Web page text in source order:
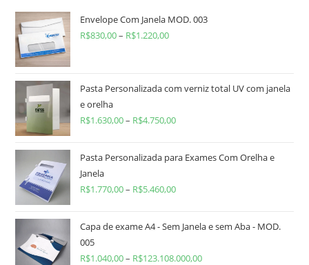
Envelope Com Janela MOD. 003
R$830,00– R$1.220,00
Pasta Personalizada com verniz total UV com janela
e orelha
R$1.630,00– R$4.750,00
Pasta Personalizada para Exames Com Orelha e
Janela
R$1.770,00– R$5.460,00
Capa de exame A4 - Sem Janela e sem Aba - MOD.
005
R$1.040,00– R$123.108.000,00